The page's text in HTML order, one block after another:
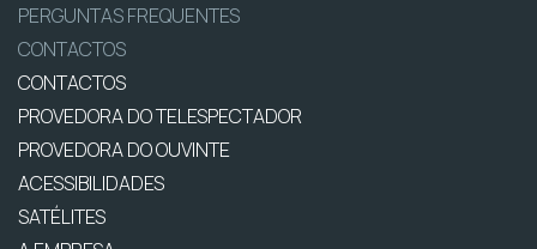
PERGUNTAS FREQUENTES
CONTACTOS
CONTACTOS
PROVEDORA DO TELESPECTADOR
PROVEDORA DO OUVINTE
ACESSIBILIDADES
SATÉLITES